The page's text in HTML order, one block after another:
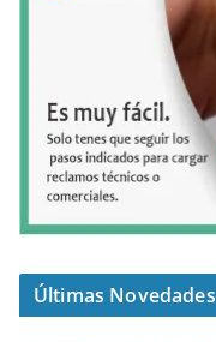
Últimas Novedades